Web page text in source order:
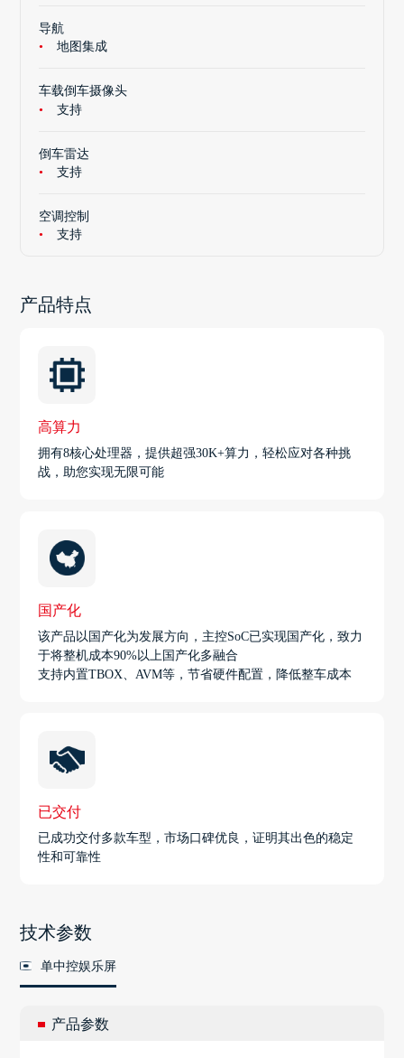
导航
地图集成
车载倒车摄像头
支持
倒车雷达
支持
空调控制
支持
产品特点
高算力
拥有8核心处理器，提供超强30K+算力，轻松应对各种挑
战，助您实现无限可能
国产化
该产品以国产化为发展方向，主控SoC已实现国产化，致力
于将整机成本90%以上国产化多融合
支持内置TBOX、AVM等，节省硬件配置，降低整车成本
已交付
已成功交付多款车型，市场口碑优良，证明其出色的稳定
性和可靠性
技术参数
单中控娱乐屏
产品参数